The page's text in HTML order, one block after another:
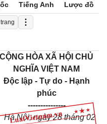
Tiếng Anh Lược đồ
CỘNG HÒA XÃ HỘI CHỦ
NGHĨA VIỆT NAM
Độc lập - Tự do - Hạnh
phúc
---------------
Hà Nội, ngày28tháng02